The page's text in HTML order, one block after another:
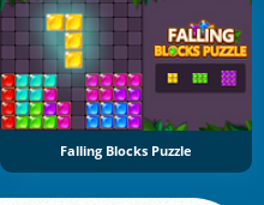
Falling Blocks Puzzle